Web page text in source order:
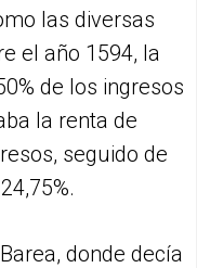
las diversas
el año 1594, la
de los ingresos
la renta de
seguido de
donde decía